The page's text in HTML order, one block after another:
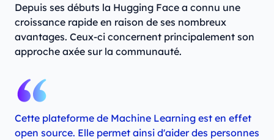
Depuis ses débuts la Hugging Face a connu une
croissance rapide en raison de ses nombreux
avantages. Ceux-ci concernent principalement son
approche axée sur la communauté.
Cette plateforme de Machine Learning est en effet
open source. Elle permet ainsi d'aider des personnes